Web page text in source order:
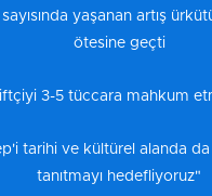
sayısında yaşanan artış
ötesine geçti
3-5 tüccara mahkum
tarihi ve kültürel alanda
tanıtmayı hedefliyoruz"